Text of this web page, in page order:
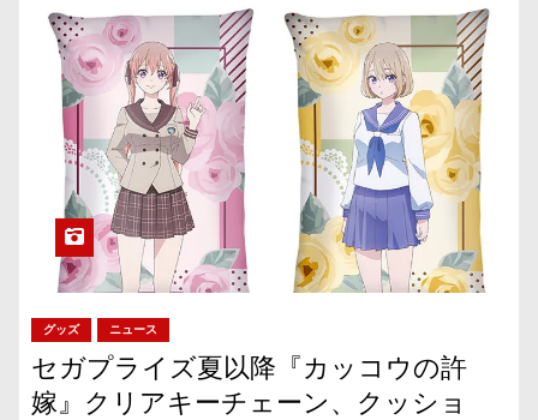
グッズ ニュース
セガプライズ夏以降『カッコウの許
嫁』クリアキーチェーン、クッショ